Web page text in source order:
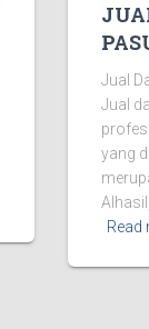
Jual
Jual
yang
Read